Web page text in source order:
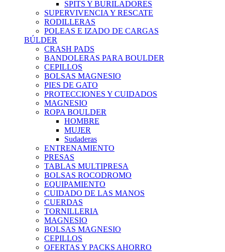
SPITS Y BURILADORES
SUPERVIVENCIA Y RESCATE
RODILLERAS
POLEAS E IZADO DE CARGAS
BÚLDER
CRASH PADS
BANDOLERAS PARA BOULDER
CEPILLOS
BOLSAS MAGNESIO
PIES DE GATO
PROTECCIONES Y CUIDADOS
MAGNESIO
ROPA BOULDER
HOMBRE
MUJER
Sudaderas
ENTRENAMIENTO
PRESAS
TABLAS MULTIPRESA
BOLSAS ROCODROMO
EQUIPAMIENTO
CUIDADO DE LAS MANOS
CUERDAS
TORNILLERIA
MAGNESIO
BOLSAS MAGNESIO
CEPILLOS
OFERTAS Y PACKS AHORRO